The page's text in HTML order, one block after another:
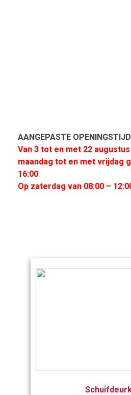
AANGEPASTE
Van 3 tot en met 22
maandag tot en met vrijdag
16:00
Op zaterdag van 08:00 –